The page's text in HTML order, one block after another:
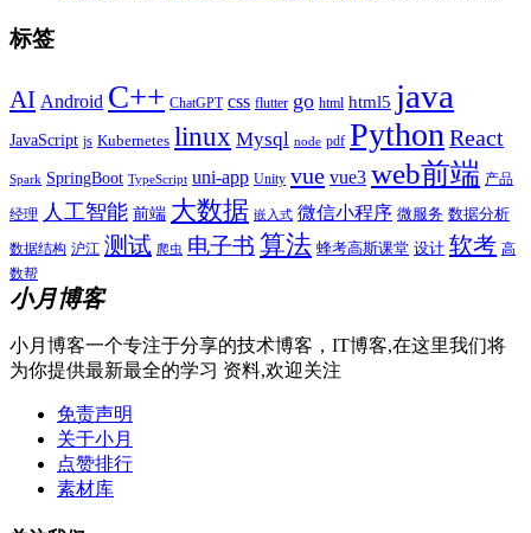
标签
AI Android C++ ChatGPT css flutter go html html5 java
JavaScript js Kubernetes linux Mysql node pdf Python React
Spark SpringBoot TypeScript uni-app Unity vue vue3 web前端 产品
经理 人工智能 前端 大数据 嵌入式 微信小程序 微服务 数据分析
数据结构 沪江 测试 爬虫 电子书 算法 蜂考高斯课堂 设计 软考 高
数帮
小月博客
小月博客一个专注于分享的技术博客，IT博客,在这里我们将
为你提供最新最全的学习 资料,欢迎关注
免责声明
关于小月
点赞排行
素材库